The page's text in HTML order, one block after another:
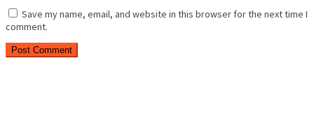
Save my name, email, and website in this browser for the next time I
comment.